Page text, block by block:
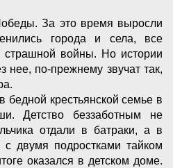
За это время выросли
города и села, все
страшной войны. Но истории
по-прежнему звучат так,
бедной крестьянской семье в
Детство беззаботным не
отдали в батраки, а в
двумя подростками тайком
оказался в детском доме.